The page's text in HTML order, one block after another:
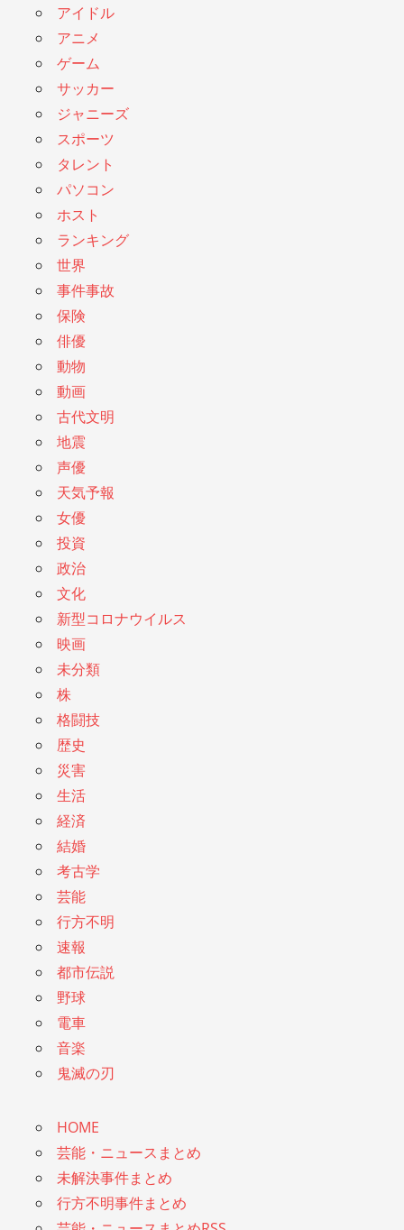
アイドル
アニメ
ゲーム
サッカー
ジャニーズ
スポーツ
タレント
パソコン
ホスト
ランキング
世界
事件事故
保険
俳優
動物
動画
古代文明
地震
声優
天気予報
女優
投資
政治
文化
新型コロナウイルス
映画
未分類
株
格闘技
歴史
災害
生活
経済
結婚
考古学
芸能
行方不明
速報
都市伝説
野球
電車
音楽
鬼滅の刃
HOME
芸能・ニュースまとめ
未解決事件まとめ
行方不明事件まとめ